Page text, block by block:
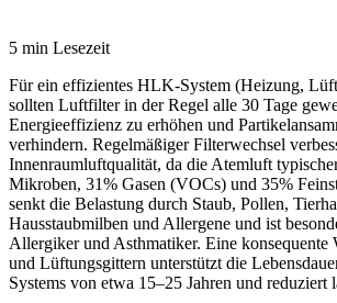
5 min Lesezeit
Für ein effizientes HLK-System (Heizung,
sollten Luftfilter in der Regel alle 30 Tage
Energieeffizienz zu erhöhen und
verhindern. Regelmäßiger Filterwechsel
Innenraumluftqualität, da die Atemluft
Mikroben, 31% Gasen (VOCs) und 35%
senkt die Belastung durch Staub, Pollen,
Hausstaubmilben und Allergene und ist
Allergiker und Asthmatiker. Eine konsequente
und Lüftungsgittern unterstützt die
Systems von etwa 15–25 Jahren und reduziert